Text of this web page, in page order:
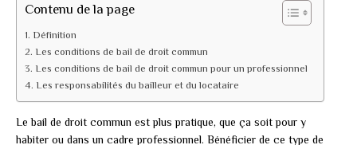
Contenu de la page
Définition
Les conditions de bail de droit commun
Les conditions de bail de droit commun pour un professionnel
Les responsabilités du bailleur et du locataire
Le bail de droit commun est plus pratique, que ça soit pour y
habiter ou dans un cadre professionnel. Bénéficier de ce type de